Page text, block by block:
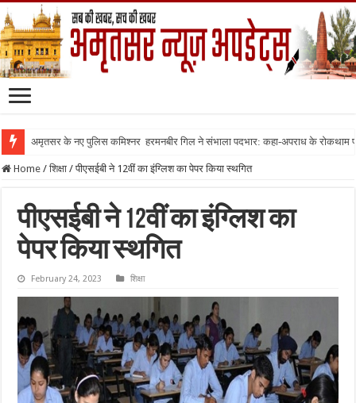
अमृतसर के नए पुलिस कमिश्नर हरमनबीर गिल ने संभाला पदभार: कहा-अपराध के रोकथाम
Home / शिक्षा / पीएसईबी ने 12वीं का इंग्लिश का पेपर किया स्थगित
पीएसईबी ने 12वीं का इंग्लिश का
पेपर किया स्थगित
February 24, 2023 शिक्षा